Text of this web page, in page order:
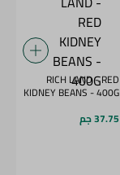
RICH LAND - RED
KIDNEY BEANS - 400G
37.75 جم